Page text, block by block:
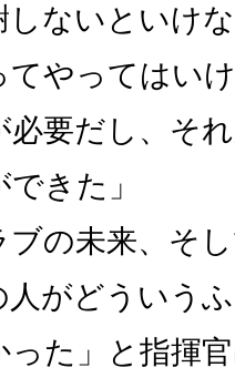
しないといけ
てやってはい
必要だし、そ
きた」
の未来、そ
人がどういう
った」と指揮